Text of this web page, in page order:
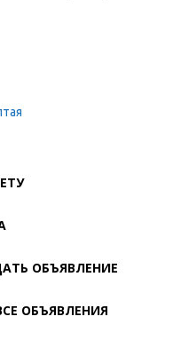
ОБЪЯВЛЕНИЕ
ОБЪЯВЛЕНИЯ